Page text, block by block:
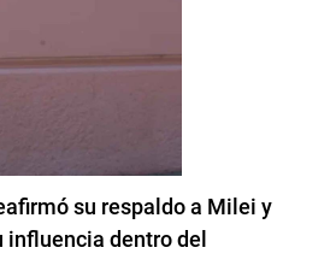
su respaldo a Milei y
dentro del